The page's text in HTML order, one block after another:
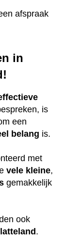
afspraak
in
is
een
belang is.
met
vele kleine,
gemakkelijk
ook
.